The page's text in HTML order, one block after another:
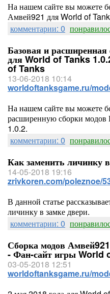
На нашем сайте вы можете
Амвей921 для World of
комментарии: 0
Базовая и
для World of Tanks
of Tanks
13-06-2018 10:14
worldoftanksgame.ru/
На нашем сайте вы можете
расширенную сборки
1.0.2.
комментарии: 0
Как заменить личинку
14-05-2018 19:16
zrivkoren.com/poleznoe/
В данной статье
личинку в замке двери.
комментарии: 0
Сборка модов
- Фан-сайт игры World
03-05-2018 12:51
worldoftanksgame.ru/